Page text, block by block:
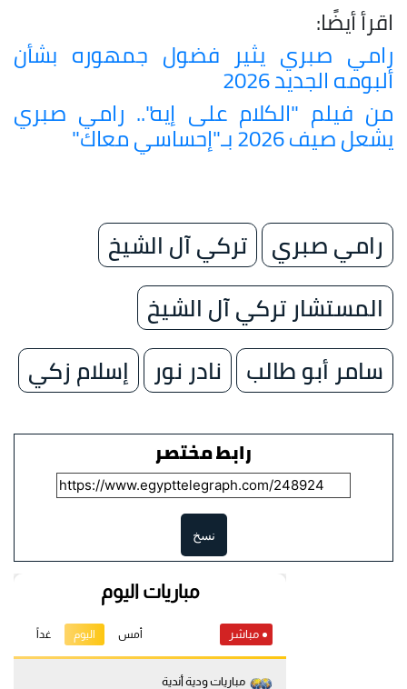
اقرأ أيضًا:
رامي صبري يثير فضول جمهوره بشأن
ألبومه الجديد 2026
من فيلم "الكلام على إيه".. رامي صبري
يشعل صيف 2026 بـ"إحساسي معاك"
رامي صبري تركي آل الشيخ
المستشار تركي آل الشيخ
سامر أبو طالب
نادر نور إسلام زكي
رابط مختصر
نسخ